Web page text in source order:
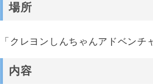
場所
「クレヨンしんちゃんアドベンチ
内容